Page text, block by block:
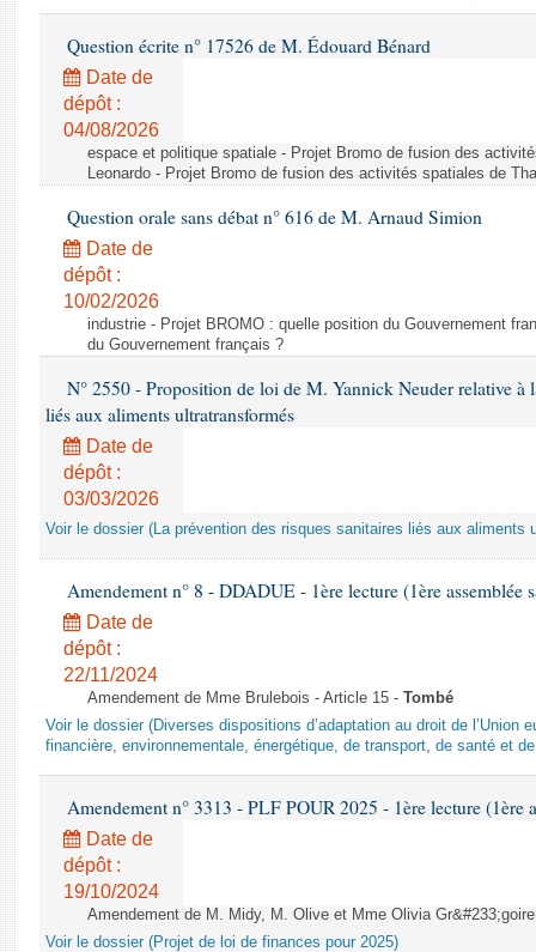
Question écrite n° 17526 de M. Édouard Bénard
Date de
dépôt :
04/08/2026
espace et politique spatiale - Projet Bromo de fusion des
Leonardo - Projet Bromo de fusion des activités spatiales de
Question orale sans débat n° 616 de M. Arnaud Simion
Date de
dépôt :
10/02/2026
industrie - Projet BROMO : quelle position du Gouvernement
du Gouvernement français ?
N° 2550 - Proposition de loi de M. Yannick Neuder relative à
liés aux aliments ultratransformés
Date de
dépôt :
03/03/2026
Voir le dossier (La prévention des risques sanitaires liés aux aliments
Amendement n° 8 - DDADUE - 1ère lecture (1ère assemblée
Date de
dépôt :
22/11/2024
Amendement de Mme Brulebois - Article 15 - Tombé
Voir le dossier (Diverses dispositions d’adaptation au droit de l’Union
financière, environnementale, énergétique, de transport, de santé et
Amendement n° 3313 - PLF POUR 2025 - 1ère lecture (1ère
Date de
dépôt :
19/10/2024
Amendement de M. Midy, M. Olive et Mme Olivia
Voir le dossier (Projet de loi de finances pour 2025)